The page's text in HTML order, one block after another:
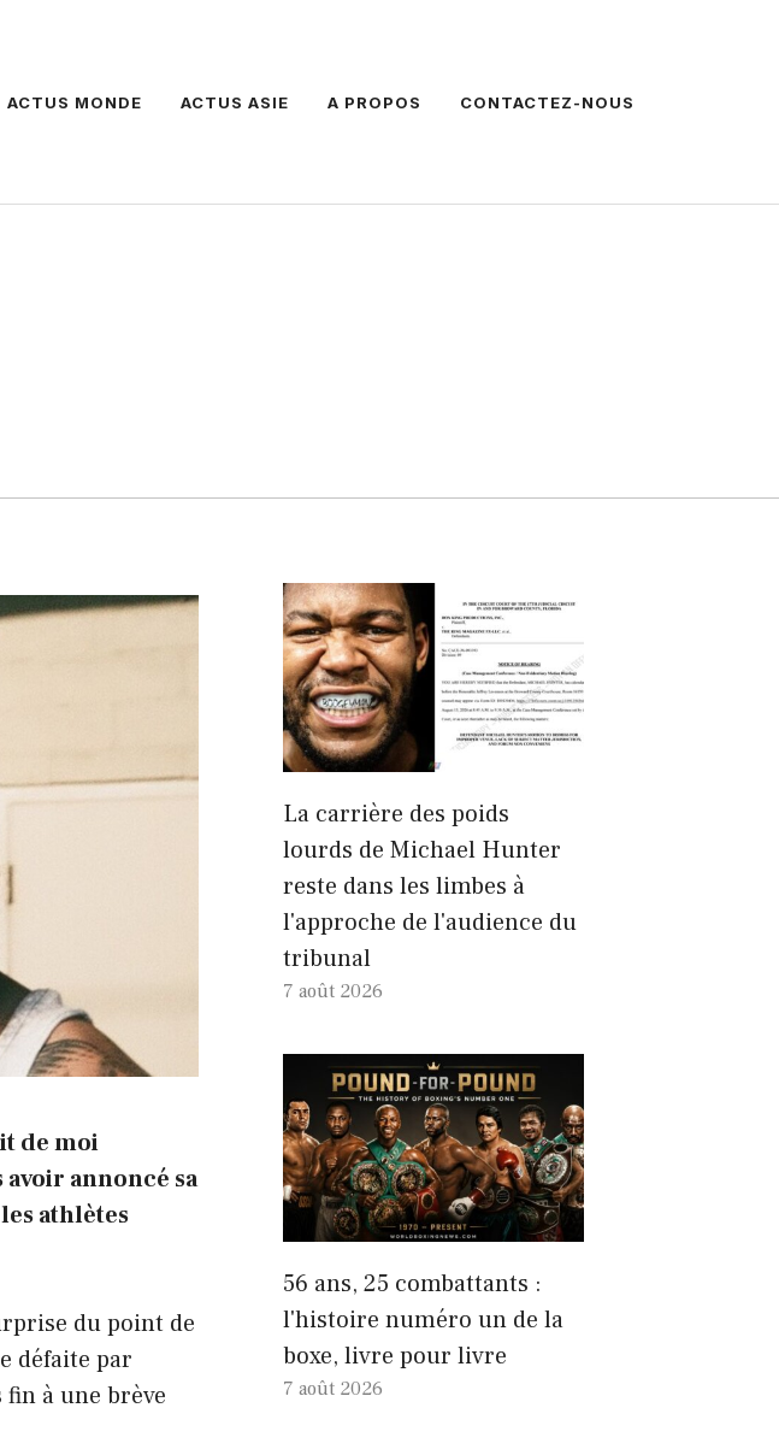
ACTUS MONDE ACTUS ASIE A PROPOS CONTACTEZ-NOUS
de moi
annoncé sa
athlètes
du point de
défaite par
à une brève
La carrière des poids
lourds de Michael Hunter
reste dans les limbes à
l'approche de l'audience du
tribunal
7 août 2026
56 ans, 25 combattants :
l'histoire numéro un de la
boxe, livre pour livre
7 août 2026